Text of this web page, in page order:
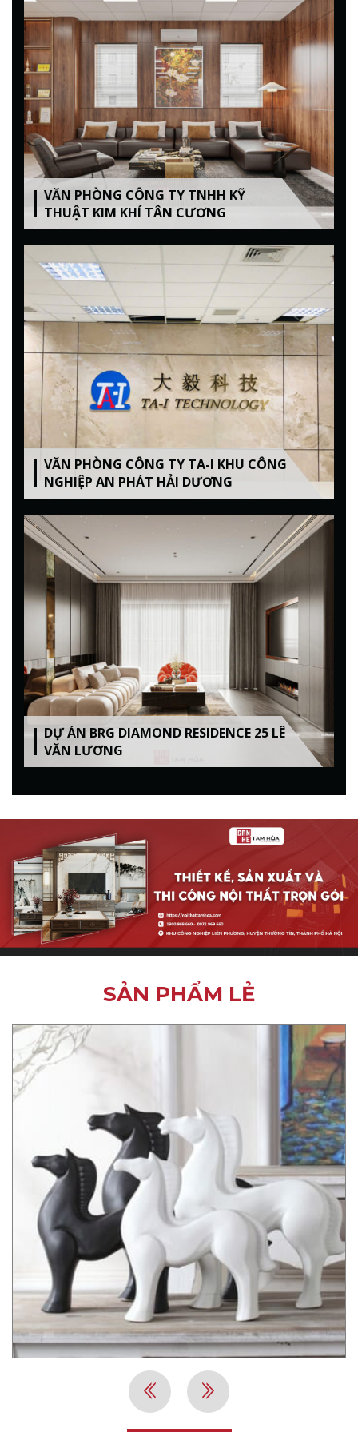
BIỆT THỰ HÒA BÌNH
VĂN PHÒNG LIOHO MACHINE WORKS VIỆT
NAM.
CĂN HỘ T6 NGOẠI GIAO ĐOÀN
SANHÉ COFFEE AND TEA – HÀM NGHI
VĂN PHÒNG CÔNG TY TNHH KỸ
THUẬT KIM KHÍ TÂN CƯƠNG
VĂN PHÒNG CÔNG TY TA-I KHU CÔNG
NGHIỆP AN PHÁT HẢI DƯƠNG
DỰ ÁN BRG DIAMOND RESIDENCE 25 LÊ
VĂN LƯƠNG
SẢN PHẨM LẺ